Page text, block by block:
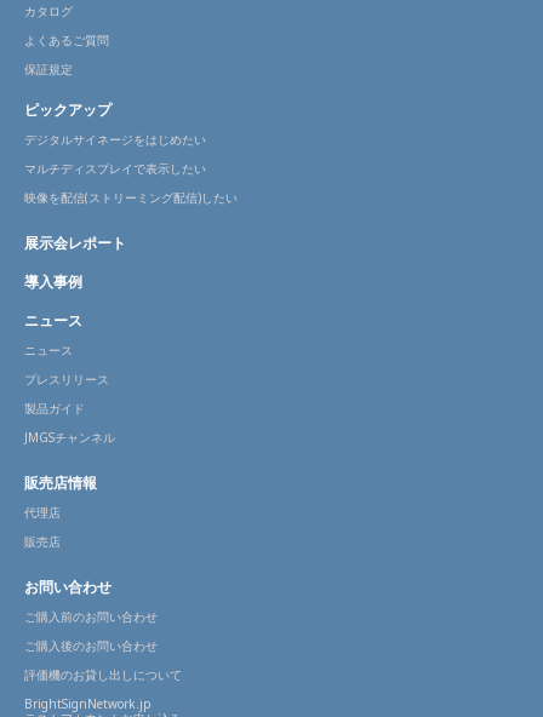
カタログ
よくあるご質問
保証規定
ピックアップ
デジタルサイネージをはじめたい
マルチディスプレイで表示したい
映像を配信(ストリーミング配信)したい
展示会レポート
導入事例
ニュース
ニュース
プレスリリース
製品ガイド
JMGSチャンネル
販売店情報
代理店
販売店
お問い合わせ
ご購入前のお問い合わせ
ご購入後のお問い合わせ
評価機のお貸し出しについて
BrightSignNetwork.jp